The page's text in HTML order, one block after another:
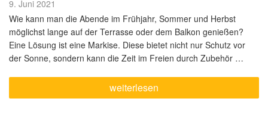
Veröffentlicht
am
9. Juni 2021
Wie kann man die Abende im Frühjahr, Sommer und Herbst
möglichst lange auf der Terrasse oder dem Balkon genießen?
Eine Lösung ist eine Markise. Diese bietet nicht nur Schutz vor
der Sonne, sondern kann die Zeit im Freien durch Zubehör …
„Wissenswertes
rund
weiterlesen